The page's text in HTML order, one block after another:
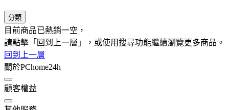
分類
目前商品已熱銷一空，
請點擊「回到上一層」，或使用搜尋功能繼續瀏覽更多商品。
回到上一層
關於PChome24h
顧客權益